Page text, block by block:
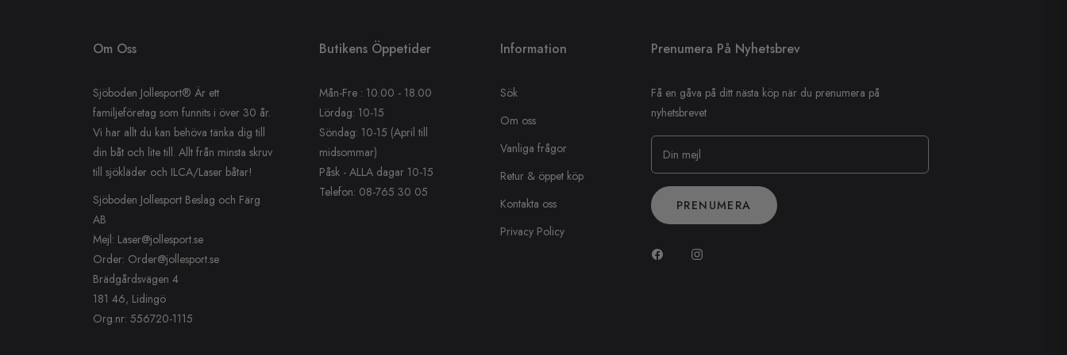
Om Oss
Sjöboden Jollesport® Är ett
familjeföretag som funnits i över 30 år.
Vi har allt du kan behöva tänka dig till
din båt och lite till. Allt från minsta skruv
till sjökläder och ILCA/Laser båtar!
Sjöboden Jollesport Beslag och Färg
AB
Mejl: Laser@jollesport.se
Order: Order@jollesport.se
Brädgårdsvägen 4
181 46, Lidingö
Org.nr: 556720-1115
Butikens Öppetider
Mån-Fre : 10.00 - 18.00
Lördag: 10-15
Söndag: 10-15 (April till
midsommar)
Påsk - ALLA dagar 10-15
Telefon: 08-765 30 05
Information
Sök
Om oss
Vanliga frågor
Retur & öppet köp
Kontakta oss
Privacy Policy
Prenumera På Nyhetsbrev
Få en gåva på ditt nästa köp när du prenumera på
nyhetsbrevet
Din mejl
PRENUMERA